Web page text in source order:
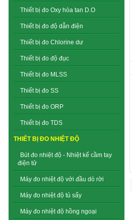
Thiết bị đo Oxy hòa tan D.O
Thiết bị đo độ dẫn điện
Thiết bị đo Chlorine dư
Thiết bị đo độ đục
Thiết bị đo MLSS
Thiết bị đo SS
Thiết bị đo ORP
Thiết bị đo TDS
THIẾT BỊ ĐO NHIỆT ĐỘ
Bút đo nhiệt độ - Nhiệt kế cầm tay
điện tử
Máy đo nhiệt độ với đầu dò rời
Máy đo nhiệt độ tủ sấy
Máy đo nhiệt độ hồng ngoại